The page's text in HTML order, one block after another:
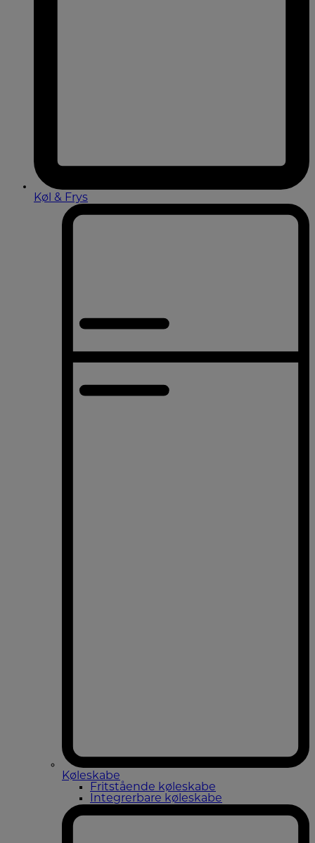
Køl & Frys
Køleskabe
Fritstående køleskabe
Integrerbare køleskabe